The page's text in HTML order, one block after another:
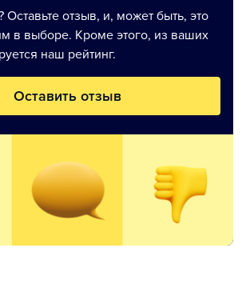
Оставьте отзыв, и, может быть, это
в выборе. Кроме этого, из ваших
наш рейтинг.
Оставить отзыв